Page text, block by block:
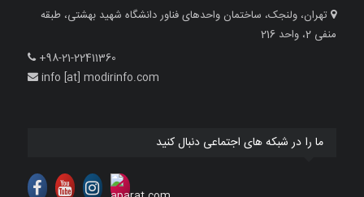
تهران، ولنجک، ساختمان واحدهای فناور دانشگاه شهید بهشتی، طبقه
منفی 2، واحد 216
+98-21-22411360
info [at] modirinfo.com
ما را در شبکه های اجتماعی دنبال کنید